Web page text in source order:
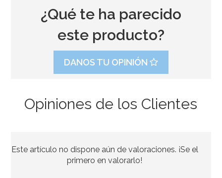
29,90€
¿Qué te ha parecido
este producto?
DANOS TU OPINIÓN
Opiniones de los Clientes
Este artículo no dispone aún de valoraciones. ¡Se el
primero en valorarlo!